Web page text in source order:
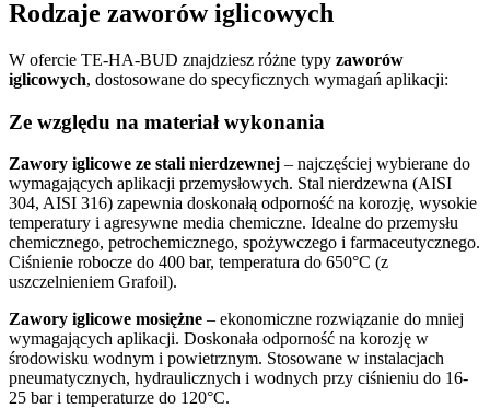
Rodzaje zaworów iglicowych
W ofercie TE-HA-BUD znajdziesz różne typy zaworów
iglicowych, dostosowane do specyficznych wymagań aplikacji:
Ze względu na materiał wykonania
Zawory iglicowe ze stali nierdzewnej – najczęściej wybierane do
wymagających aplikacji przemysłowych. Stal nierdzewna (AISI
304, AISI 316) zapewnia doskonałą odporność na korozję, wysokie
temperatury i agresywne media chemiczne. Idealne do przemysłu
chemicznego, petrochemicznego, spożywczego i farmaceutycznego.
Ciśnienie robocze do 400 bar, temperatura do 650°C (z
uszczelnieniem Grafoil).
Zawory iglicowe mosiężne – ekonomiczne rozwiązanie do mniej
wymagających aplikacji. Doskonała odporność na korozję w
środowisku wodnym i powietrznym. Stosowane w instalacjach
pneumatycznych, hydraulicznych i wodnych przy ciśnieniu do 16-
25 bar i temperaturze do 120°C.